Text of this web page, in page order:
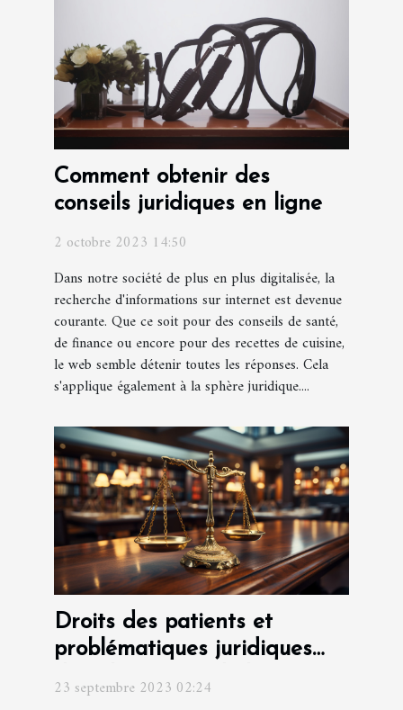
Comment obtenir des
conseils juridiques en ligne
2 octobre 2023 14:50
Dans notre société de plus en plus digitalisée, la
recherche d'informations sur internet est devenue
courante. Que ce soit pour des conseils de santé,
de finance ou encore pour des recettes de cuisine,
le web semble détenir toutes les réponses. Cela
s'applique également à la sphère juridique....
Droits des patients et
problématiques juridiques
23 septembre 2023 02:24